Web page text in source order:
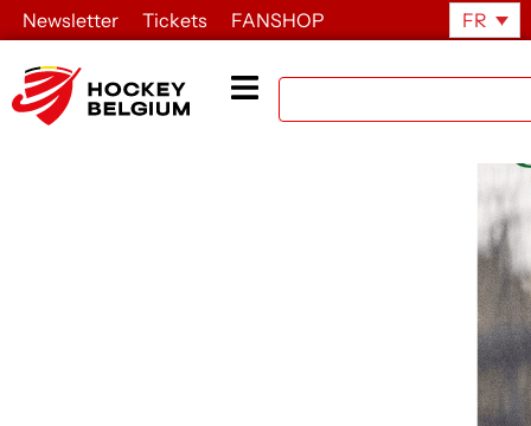
Newsletter Tickets FANSHOP FR